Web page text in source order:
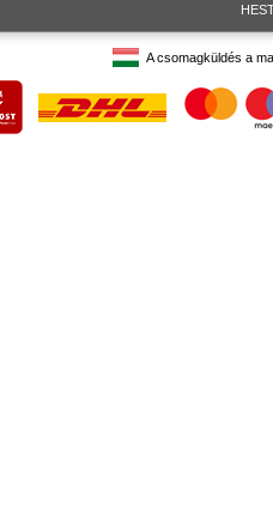
A csomagküldés a